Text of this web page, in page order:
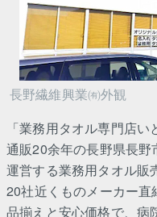
長野繊維興業㈲外観
「業務用タオル専門店
通販20余年の長野県長
運営する業務用タオル販
20社近くものメーカー
品揃えと安心価格で、病